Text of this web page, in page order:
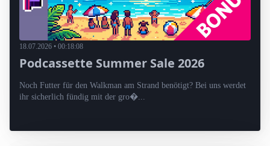
18.07.2026 • 00:18:08
Podcassette Summer Sale 2026
Noch Futter für den Walkman am Strand benötigt? Bei uns werdet
ihr sicherlich fündig mit der gro�...